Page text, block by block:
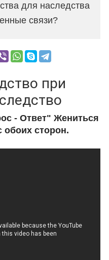
для наследства
связи?
при
- Ответ" Жениться
обоих сторон.